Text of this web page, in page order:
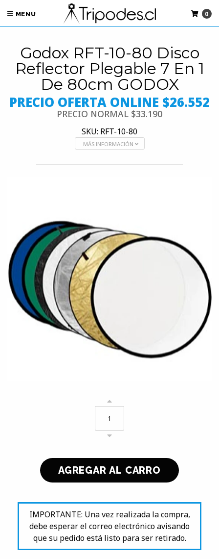
MENU 0
Godox RFT-10-80 Disco
Reflector Plegable 7 En 1
De 80cm GODOX
PRECIO OFERTA ONLINE $26.552
PRECIO NORMAL $33.190
SKU: RFT-10-80
MÁS INFORMACIÓN
IMPORTANTE: Una vez realizada la compra,
debe esperar el correo electrónico avisando
que su pedido está listo para ser retirado.